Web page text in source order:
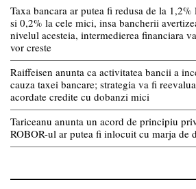
Taxa bancara ar putea fi redusa de la
si 0,2% la cele mici, insa bancherii
nivelul acesteia, intermedierea financiara
vor creste
Raiffeisen anunta ca activitatea bancii a
cauza taxei bancare; strategia va fi
acordate credite cu dobanzi mici
Tariceanu anunta un acord de principiu
ROBOR-ul ar putea fi inlocuit cu marja de